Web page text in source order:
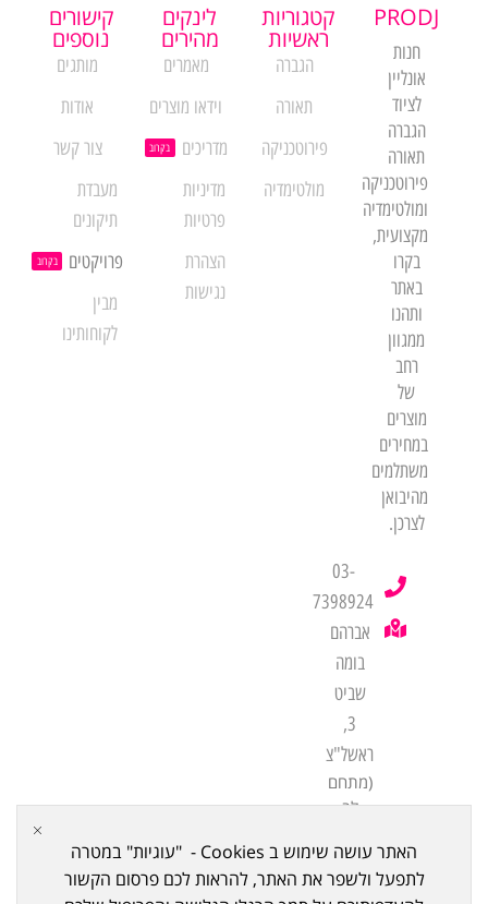
PRODJ
חנות
אונליין
לציוד
הגברה
תאורה
פירוטכניקה
ומולטימדיה
מקצועית,
בקרו
באתר
ותהנו
ממגוון
רחב
של
מוצרים
במחירים
משתלמים
מהיבואן
לצרכן.
03-
7398924
אברהם
בומה
שביט
3,
ראשל"צ
(מתחם
לב
ביתן
21)
קטגוריות
ראשיות
הגברה
תאורה
פירוטכניקה
מולטימדיה
לינקים
מהירים
מאמרים
וידאו מוצרים
מדריכים
בקרוב
מדיניות
פרטיות
הצהרת
נגישות
קישורים
נוספים
מותגים
אודות
צור קשר
מעבדת
תיקונים
פרויקטים
בקרוב
מבין
לקוחותינו
האתר עושה שימוש ב Cookies - "עוגיות" במטרה
לתפעל ולשפר את האתר, להראות לכם פרסום הקשור